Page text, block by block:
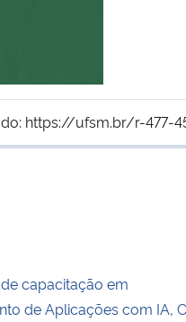
https://ufsm.br/r-477-
capacitação em
de Aplicações com IA,